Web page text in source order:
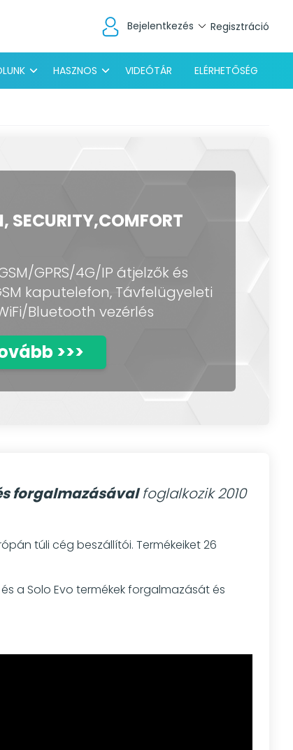
Bejelentkezés Regisztráció
HASZNOS VIDEÓTÁR ELÉRHETŐSÉG
SECURITY,COMFORT
GPRS/4G/IP átjelzők és
kaputelefon, Távfelügyeleti
Bluetooth vezérlés
>>>
forgalmazásávalfoglalkozik 2010
túli cég beszállítói. Termékeiket 26
a Solo Evo termékek forgalmazását és